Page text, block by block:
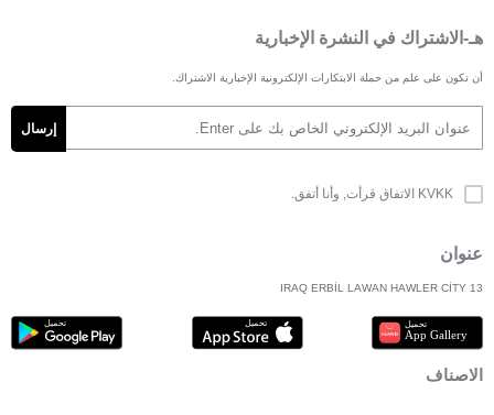
هـ-الاشتراك في النشرة الإخبارية
أن تكون على علم من حملة الابتكارات الإلكترونية الإخبارية الاشتراك.
KVKK الاتفاق قرأت, وأنا أتفق.
عنوان
IRAQ ERBİL LAWAN HAWLER CİTY 13
الاصناف